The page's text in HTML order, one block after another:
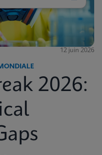
12 juin 2026
2026: